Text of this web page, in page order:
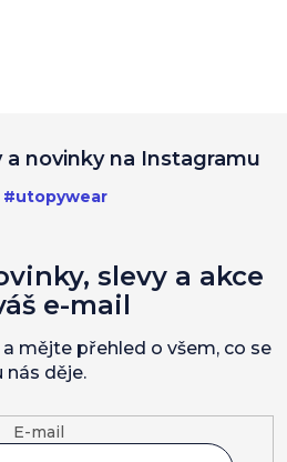
novinky na Instagramu
#utopywear
E-mail
slevy a akce
e-mail
mějte přehled o všem, co se
nás děje.